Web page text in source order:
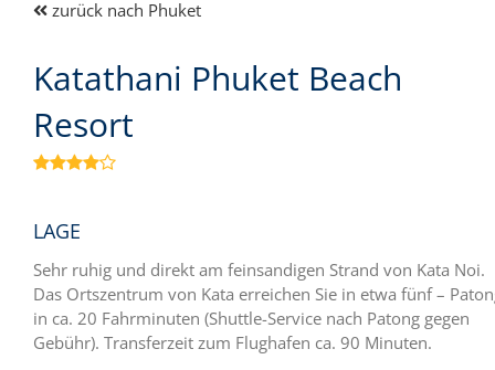
zurück nach Phuket
Katathani Phuket Beach
Resort

LAGE
Sehr ruhig und direkt am feinsandigen Strand von Kata Noi.
Das Ortszentrum von Kata erreichen Sie in etwa fünf –
in ca. 20 Fahrminuten (Shuttle-Service nach Patong gegen
Gebühr). Transferzeit zum Flughafen ca. 90 Minuten.